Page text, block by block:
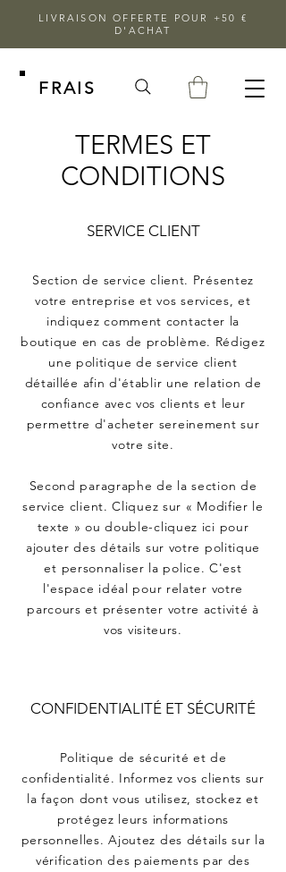
LIVRAISON OFFERTE POUR +50 €
D'ACHAT
FRAIS
TERMES ET
CONDITIONS
SERVICE CLIENT
Section de service client. Présentez
votre entreprise et vos services, et
indiquez comment contacter la
boutique en cas de problème. Rédigez
une politique de service client
détaillée afin d'établir une relation de
confiance avec vos clients et leur
permettre d'acheter sereinement sur
votre site.
Second paragraphe de la section de
service client. Cliquez sur « Modifier le
texte » ou double-cliquez ici pour
ajouter des détails sur votre politique
et personnaliser la police. C'est
l'espace idéal pour relater votre
parcours et présenter votre activité à
vos visiteurs.
CONFIDENTIALITÉ ET SÉCURITÉ
Politique de sécurité et de
confidentialité. Informez vos clients sur
la façon dont vous utilisez, stockez et
protégez leurs informations
personnelles. Ajoutez des détails sur la
vérification des paiements par des